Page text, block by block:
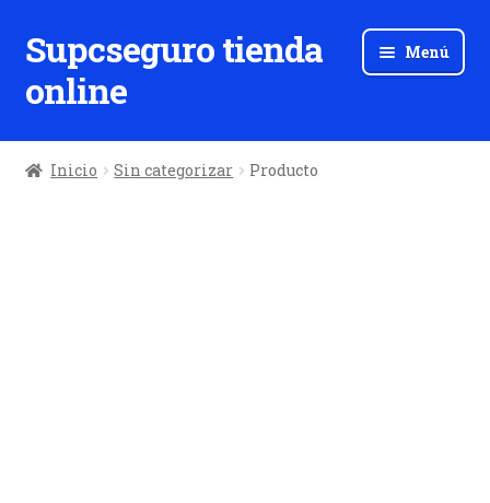
Ir
a
la
Ir
al
contenido
Supcseguro tienda
online
Menú
Inicio Sin categorizar Producto